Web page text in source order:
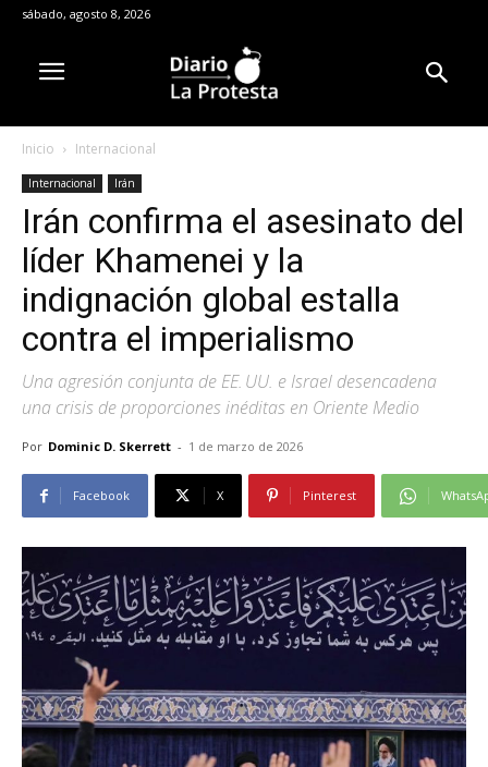
sábado, agosto 8, 2026
Inicio Internacional
Internacional Irán
Irán confirma el asesinato del
líder Khamenei y la
indignación global estalla
contra el imperialismo
Una agresión conjunta de EE. UU. e Israel desencadena
una crisis de proporciones inéditas en Oriente Medio
Por Dominic D. Skerrett - 1 de marzo de 2026
Facebook X Pinterest